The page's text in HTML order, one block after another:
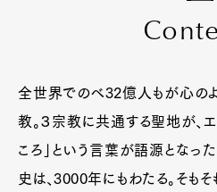
Conte
全世界でのべ32億人もが心のよ
教。３宗教に共通する聖地が、
ころ」という言葉が語源となっ
史は、3000年にもわたる。そもそ